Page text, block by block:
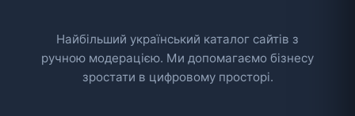
Найбільший український каталог сайтів з
ручною модерацією. Ми допомагаємо бізнесу
зростати в цифровому просторі.